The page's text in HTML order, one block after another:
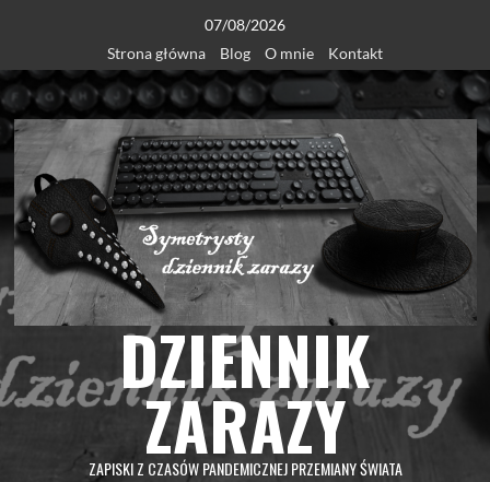
content
07/08/2026
Strona główna
Blog O mnie Kontakt
DZIENNIK
ZARAZY
ZAPISKI Z CZASÓW PANDEMICZNEJ PRZEMIANY ŚWIATA